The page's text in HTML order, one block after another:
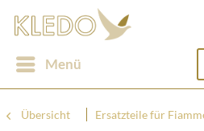
Menü
Übersicht Ersatzteile für